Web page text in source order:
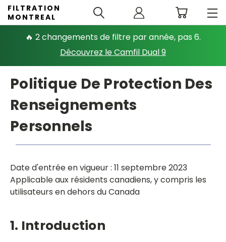
🔥 2 changements de filtre par année, pas 6.
Découvrez le Camfil Dual 9
FILTRATION
MONTREAL
Politique De Protection Des
Renseignements
Personnels
Date d'entrée en vigueur : 11 septembre 2023
Applicable aux résidents canadiens, y compris les
utilisateurs en dehors du Canada
1. Introduction